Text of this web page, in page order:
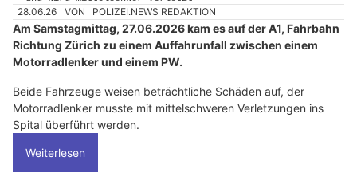
28.06.26 VON POLIZEI.NEWS REDAKTION
Am Samstagmittag, 27.06.2026 kam es auf der A1, Fahrbahn
Richtung Zürich zu einem Auffahrunfall zwischen einem
Motorradlenker und einem PW.
Beide Fahrzeuge weisen beträchtliche Schäden auf, der
Motorradlenker musste mit mittelschweren Verletzungen ins
Spital überführt werden.
Weiterlesen